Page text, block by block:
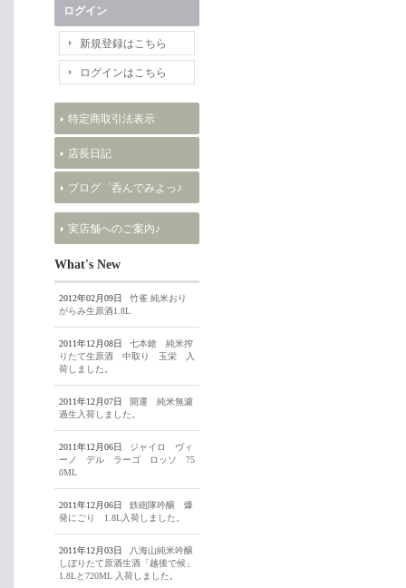
ログイン
新規登録はこちら
ログインはこちら
特定商取引法表示
店長日記
ブログ゜呑んでみよっ♪
実店舗へのご案内♪
What's New
2012年02月09日
竹雀 純米おり
がらみ生原酒1.8L
2011年12月08日
七本鎗 純米搾
りたて生原酒 中取り 玉栄 入
荷しました。
2011年12月07日
開運 純米無濾
過生入荷しました。
2011年12月06日
ジャイロ ヴィ
ーノ デル ラーゴ ロッソ 75
0ML
2011年12月06日
鉄砲隊吟醸 爆
発にごり 1.8L入荷しました。
2011年12月03日
八海山純米吟醸
しぼりたて原酒生酒「越後で候」
1.8Lと720ML 入荷しました。